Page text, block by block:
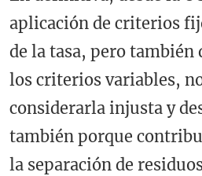
aplicación de criterios
de la tasa, pero también
los criterios variables,
considerarla injusta y
también porque
la separación de